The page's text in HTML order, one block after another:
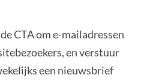
CTA om e-mailadressen
en verstuur
een nieuwsbrief